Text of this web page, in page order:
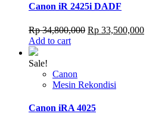
Canon iR 2425i DADF
Rp34,800,000 Original
Rp 33,500,000Current
Add to cart
Sale!
Canon
Mesin Rekondisi
Canon iRA 4025